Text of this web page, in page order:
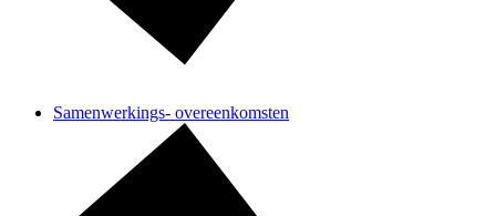
Samenwerkings- overeenkomsten